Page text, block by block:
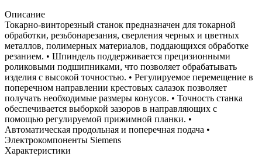
Описание
Токарно-винторезный станок предназначен для токарной
обработки, резьбонарезания, сверления черных и цветных
металлов, полимерных материалов, поддающихся обработке
резанием. • Шпиндель поддерживается прецизионными
роликовыми подшипниками, что позволяет обрабатывать
изделия с высокой точностью. • Регулируемое перемещение в
поперечном направлении крестовых салазок позволяет
получать необходимые размеры конусов. • Точность станка
обеспечивается выборкой зазоров в направляющих с
помощью регулируемой прижимной планки. •
Автоматическая продольная и поперечная подача •
Электрокомпоненты Siemens
Характеристики